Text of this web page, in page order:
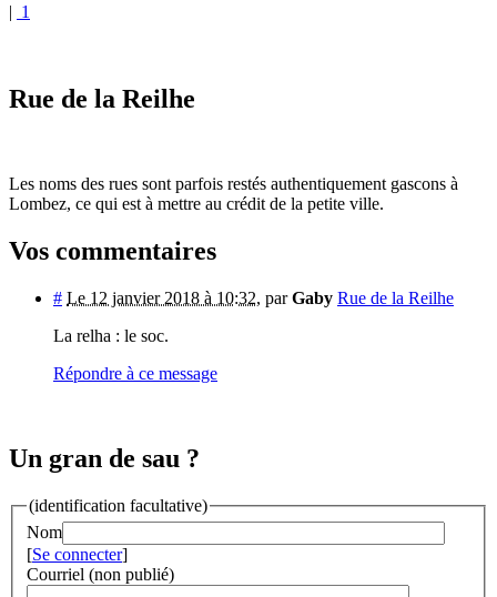
| 1
Rue de la Reilhe
Les noms des rues sont parfois restés authentiquement gascons à
Lombez, ce qui est à mettre au crédit de la petite ville.
Vos commentaires
# Le 12 janvier 2018 à 10:32, parGaby Rue de la Reilhe
La relha : le soc.
Répondre à ce message
Un gran de sau ?
(identification facultative)
Nom
[Se connecter]
Courriel (non publié)